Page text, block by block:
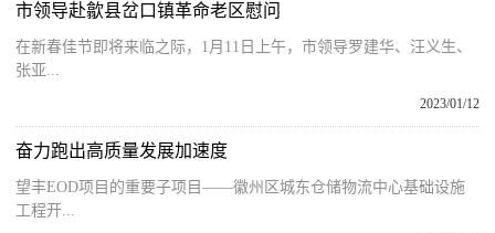
市领导赴歙县岔口镇革命老区慰问
在新春佳节即将来临之际，1月11日上午，市领导罗建华、汪义生、
张亚...
2023/01/12
奋力跑出高质量发展加速度
望丰EOD项目的重要子项目——徽州区城东仓储物流中心基础设施
工程开...